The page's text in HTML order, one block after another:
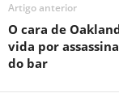
Artigo anterior
O cara de
vida por
do bar